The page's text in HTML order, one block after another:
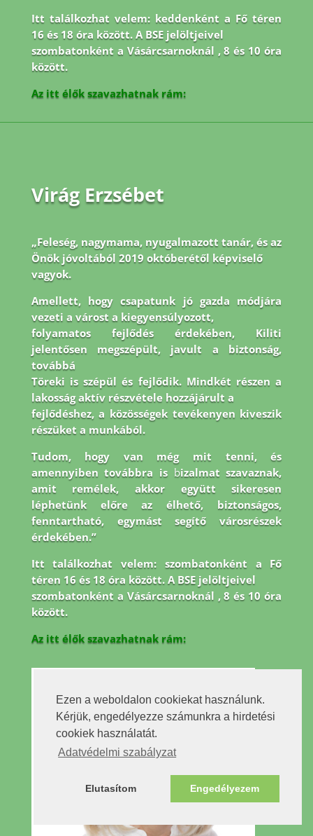
Ezen a weboldalon cookiekat használunk.
Kérjük, engedélyezze számunkra a hirdetési
cookiek használatát.
Adatvédelmi szabályzat
Elutasítom Engedélyezem
Itt találkozhat velem: keddenként a Fő téren
16 és 18 óra között. A BSE jelöltjeivel
szombatonként a Vásárcsarnoknál , 8 és 10 óra
között.
Az itt élők szavazhatnak rám:
Virág Erzsébet
„Feleség, nagymama, nyugalmazott tanár, és az
Önök jóvoltából 2019 októberétől képviselő
vagyok.
Amellett, hogy csapatunk jó gazda módjára
vezeti a várost a kiegyensúlyozott,
folyamatos fejlődés érdekében, Kiliti
jelentősen megszépült, javult a biztonság,
továbbá
Töreki is szépül és fejlődik. Mindkét részen a
lakosság aktív részvétele hozzájárult a
fejlődéshez, a közösségek tevékenyen kiveszik
részüket a munkából.
Tudom, hogy van még mit tenni, és
amennyiben továbbra is bizalmat szavaznak,
amit remélek, akkor együttsikeresen
léphetünk előre az élhető, biztonságos,
fenntartható, egymást segítő városrészek
érdekében.”
Itt találkozhat velem: szombatonként a Fő
téren 16 és 18 óra között. A BSE jelöltjeivel
szombatonként a Vásárcsarnoknál , 8 és 10 óra
között.
Az itt élők szavazhatnak rám: